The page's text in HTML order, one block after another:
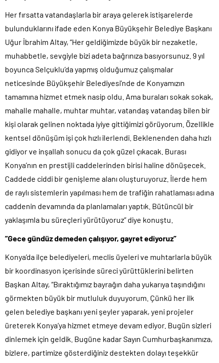
Her fırsatta vatandaşlarla bir araya gelerek istişarelerde
bulunduklarını ifade eden Konya Büyükşehir Belediye Başkanı
Uğur İbrahim Altay, “Her geldiğimizde büyük bir nezaketle,
muhabbetle, sevgiyle bizi adeta bağrınıza basıyorsunuz. 9 yıl
boyunca Selçuklu’da yapmış olduğumuz çalışmalar
neticesinde Büyükşehir Belediyesi’nde de Konyamızın
tamamına hizmet etmek nasip oldu. Ama buraları sokak sokak,
mahalle mahalle, muhtar muhtar, vatandaş vatandaş bilen bir
kişi olarak gelinen noktada iyiye gittiğimizi görüyorum. Özellikle
kentsel dönüşüm işi çok hızlı ilerlendi. Beklenenden daha hızlı
gidiyor ve inşallah sonucu da çok güzel çıkacak. Burası
Konya’nın en prestijli caddelerinden birisi haline dönüşecek.
Caddede ciddi bir genişleme alanı oluşturuyoruz. İlerde hem
de raylı sistemlerin yapılması hem de trafiğin rahatlaması adına
caddenin devamında da planlamaları yaptık. Bütüncül bir
yaklaşımla bu süreçleri yürütüyoruz” diye konuştu.
“Gece gündüz demeden çalışıyor, gayret ediyoruz”
Konya’da ilçe belediyeleri, meclis üyeleri ve muhtarlarla büyük
bir koordinasyon içerisinde süreci yürüttüklerini belirten
Başkan Altay, “Bıraktığımız bayrağın daha yukarıya taşındığını
görmekten büyük bir mutluluk duyuyorum. Çünkü her ilk
gelen belediye başkanı yeni şeyler yaparak, yeni projeler
üreterek Konya’ya hizmet etmeye devam ediyor. Bugün sizleri
dinlemek için geldik. Bugüne kadar Sayın Cumhurbaşkanımıza,
bizlere, partimize gösterdiğiniz destekten dolayı teşekkür